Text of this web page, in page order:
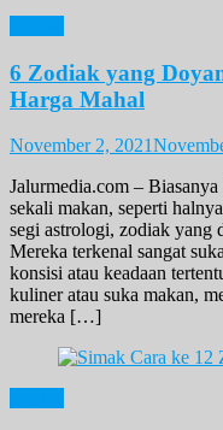
6 Zodiak yang
Harga Mahal
November 2, 2021
Jalurmedia.com –
sekali makan, seperti
segi astrologi, zodiak yang
Mereka terkenal sangat
konsisi atau keadaan
kuliner atau suka makan,
mereka […]